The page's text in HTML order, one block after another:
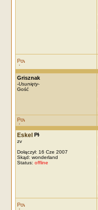
Grisznak
-Usunięty-
Gość
Eskel
zv
Dołączył: 16 Cze 2007
Skąd: wonderland
Status: offline